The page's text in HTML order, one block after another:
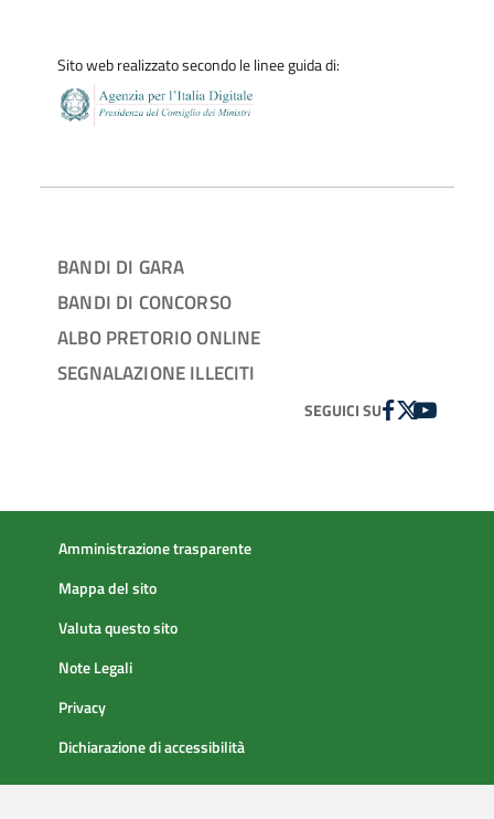
Sito web realizzato secondo le linee guida di:
BANDI DI GARA
BANDI DI CONCORSO
ALBO PRETORIO ONLINE
SEGNALAZIONE ILLECITI
SEGUICI SUFACEBOOK
TWITTER
YOUTUBE
Amministrazione trasparente
Mappa del sito
Valuta questo sito
Note Legali
Privacy
Dichiarazione di accessibilità